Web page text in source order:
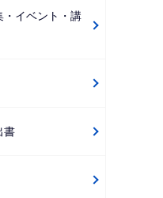
・イベント・講
書